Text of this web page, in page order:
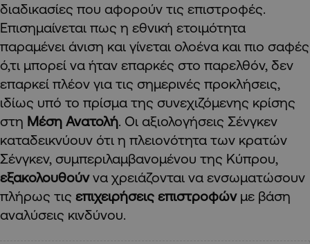
διαδικασίες που αφορούν τις επιστροφές.
Επισημαίνεται πως η εθνική ετοιμότητα
παραμένει άνιση και γίνεται ολοένα και πιο σαφές
ό,τι μπορεί να ήταν επαρκές στο παρελθόν, δεν
επαρκεί πλέον για τις σημερινές προκλήσεις,
ιδίως υπό το πρίσμα της συνεχιζόμενης κρίσης
στη Μέση Ανατολή. Οι αξιολογήσεις Σένγκεν
καταδεικνύουν ότι η πλειονότητα των κρατών
Σένγκεν, συμπεριλαμβανομένου της Κύπρου,
εξακολουθούννα χρειάζονται να ενσωματώσουν
πλήρως τις επιχειρήσεις επιστροφών με βάση
αναλύσεις κινδύνου.